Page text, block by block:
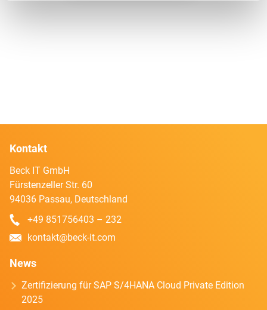
Kontakt
Beck IT GmbH
Fürstenzeller Str. 60
94036 Passau, Deutschland
+49 851756403 – 232
kontakt@beck-it.com
News
Zertifizierung für SAP S/4HANA Cloud Private Edition
2025